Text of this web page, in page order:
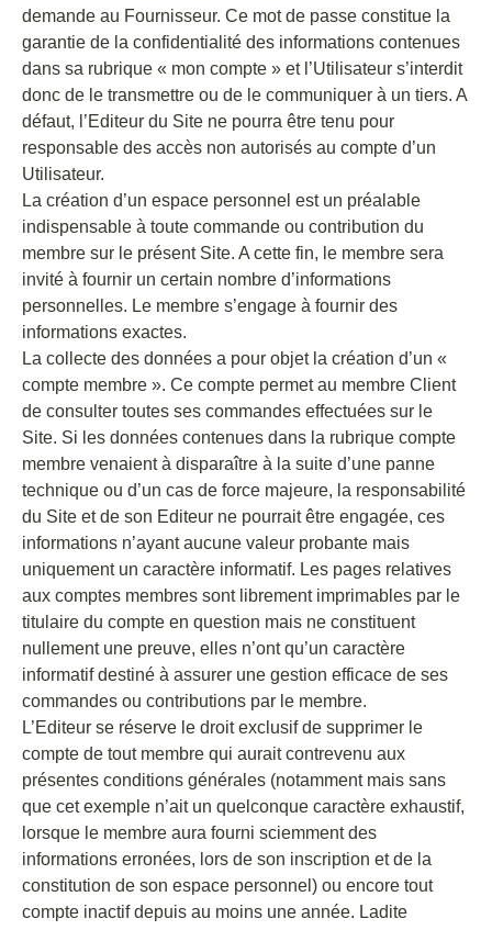
demande au Fournisseur. Ce mot de passe constitue la
garantie de la confidentialité des informations contenues
dans sa rubrique « mon compte » et l’Utilisateur s’interdit
donc de le transmettre ou de le communiquer à un tiers. A
défaut, l’Editeur du Site ne pourra être tenu pour
responsable des accès non autorisés au compte d’un
Utilisateur.
La création d’un espace personnel est un préalable
indispensable à toute commande ou contribution du
membre sur le présent Site. A cette fin, le membre sera
invité à fournir un certain nombre d’informations
personnelles. Le membre s’engage à fournir des
informations exactes.
La collecte des données a pour objet la création d’un «
compte membre ». Ce compte permet au membre Client
de consulter toutes ses commandes effectuées sur le
Site. Si les données contenues dans la rubrique compte
membre venaient à disparaître à la suite d’une panne
technique ou d’un cas de force majeure, la responsabilité
du Site et de son Editeur ne pourrait être engagée, ces
informations n’ayant aucune valeur probante mais
uniquement un caractère informatif. Les pages relatives
aux comptes membres sont librement imprimables par le
titulaire du compte en question mais ne constituent
nullement une preuve, elles n’ont qu’un caractère
informatif destiné à assurer une gestion efficace de ses
commandes ou contributions par le membre.
L’Editeur se réserve le droit exclusif de supprimer le
compte de tout membre qui aurait contrevenu aux
présentes conditions générales (notamment mais sans
que cet exemple n’ait un quelconque caractère exhaustif,
lorsque le membre aura fourni sciemment des
informations erronées, lors de son inscription et de la
constitution de son espace personnel) ou encore tout
compte inactif depuis au moins une année. Ladite